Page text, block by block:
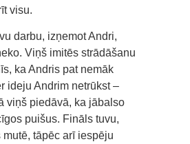
visu.
darbu, izņemot Andri,
Viņš imitēs strādāšanu
ka Andris pat nemāk
ideju Andrim netrūkst –
viņš piedāvā, ka jābalso
puišus. Fināls tuvu,
tāpēc arī iespēju